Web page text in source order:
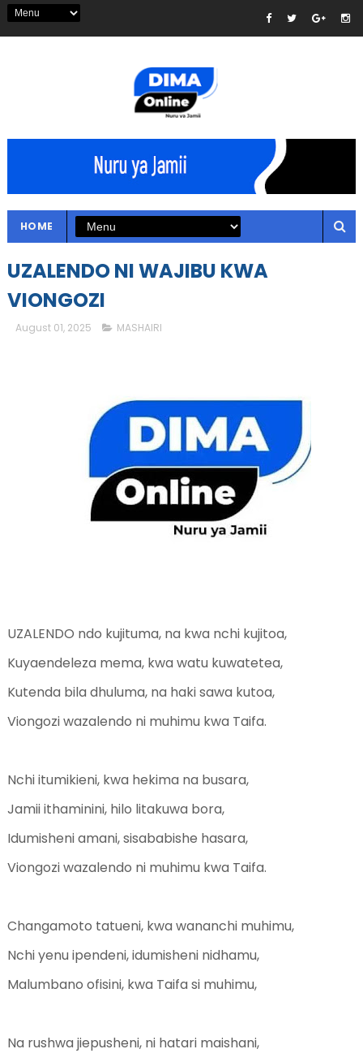
HOME
UZALENDO NI WAJIBU KWA
VIONGOZI
August 01, 2025 MASHAIRI
UZALENDO ndo kujituma, na kwa nchi kujitoa,
Kuyaendeleza mema, kwa watu kuwatetea,
Kutenda bila dhuluma, na haki sawa kutoa,
Viongozi wazalendo ni muhimu kwa Taifa.
Nchi itumikieni, kwa hekima na busara,
Jamii ithaminini, hilo litakuwa bora,
Idumisheni amani, sisababishe hasara,
Viongozi wazalendo ni muhimu kwa Taifa.
Changamoto tatueni, kwa wananchi muhimu,
Nchi yenu ipendeni, idumisheni nidhamu,
Malumbano ofisini, kwa Taifa si muhimu,
Na rushwa jiepusheni, ni hatari maishani,